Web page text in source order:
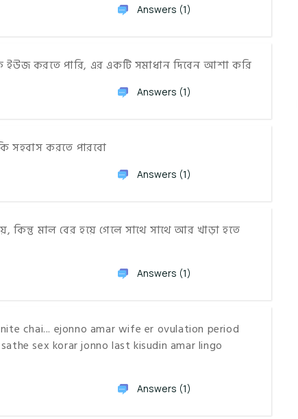
Answers (1)
ইউজ করতে পারি, এর একটি সমাধান দিবেন আশা করি
Answers (1)
সহবাস করতে পারবো
Answers (1)
মাল বের হয়ে গেলে সাথে সাথে আর খাড়া হতে
Answers (1)
chai... ejonno amar wife er ovulation period
sex korar jonno last kisudin amar lingo
Answers (1)